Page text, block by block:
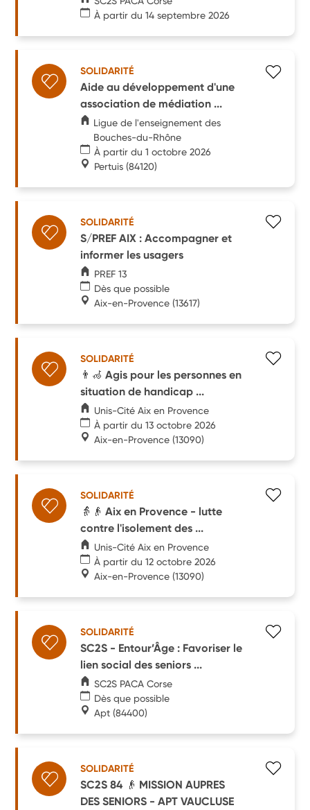
À partir du 14 septembre 2026
SOLIDARITÉ
Aide au développement d'une
association de médiation ...
Ligue de l'enseignement des
Bouches-du-Rhône
À partir du 1 octobre 2026
Pertuis (84120)
SOLIDARITÉ
S/PREF AIX : Accompagner et
informer les usagers
PREF 13
Dès que possible
Aix-en-Provence (13617)
SOLIDARITÉ
👨‍🦽 Agis pour les personnes en
situation de handicap ...
Unis-Cité Aix en Provence
À partir du 13 octobre 2026
Aix-en-Provence (13090)
SOLIDARITÉ
👵👴 Aix en Provence - lutte
contre l'isolement des ...
Unis-Cité Aix en Provence
À partir du 12 octobre 2026
Aix-en-Provence (13090)
SOLIDARITÉ
SC2S - Entour’Âge : Favoriser le
lien social des seniors ...
SC2S PACA Corse
Dès que possible
Apt (84400)
SOLIDARITÉ
SC2S 84 👴 MISSION AUPRES
DES SENIORS - APT VAUCLUSE